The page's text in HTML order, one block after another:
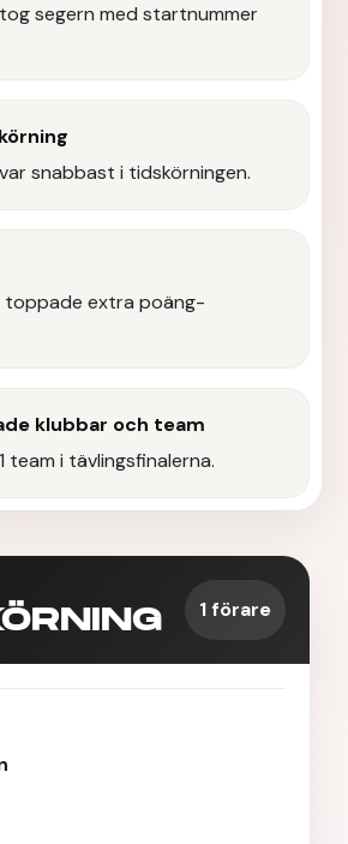
segern med startnummer
snabbast i tidskörningen.
toppade extra poäng-
klubbar och team
team i tävlingsfinalerna.
1 förare